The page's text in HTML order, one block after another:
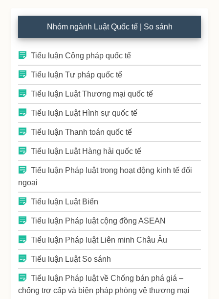
Nhóm ngành Luật Quốc tế | So sánh
Tiểu luận Công pháp quốc tế
Tiểu luận Tư pháp quốc tế
Tiểu luận Luật Thương mại quốc tế
Tiểu luận Luật Hình sự quốc tế
Tiểu luận Thanh toán quốc tế
Tiểu luận Luật Hàng hải quốc tế
Tiểu luận Pháp luật trong hoạt động kinh tế đối
ngoại
Tiểu luận Luật Biển
Tiểu luận Pháp luật cộng đồng ASEAN
Tiểu luận Pháp luật Liên minh Châu Âu
Tiểu luận Luật So sánh
Tiểu luận Pháp luật về Chống bán phá giá –
chống trợ cấp và biện pháp phòng vệ thương mại